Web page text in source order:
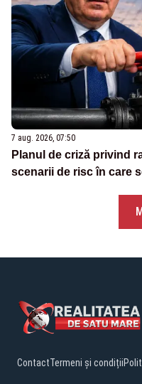
7 aug. 2026, 07:50
Planul de criză privind
scenarii de risc în care
ContactTermeni și condiții